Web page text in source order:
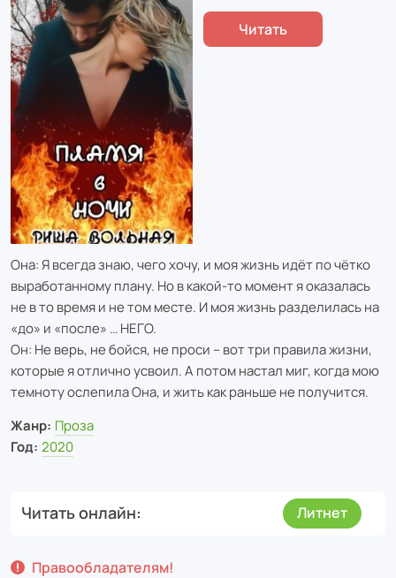
Читать
Она: Я всегда знаю, чего хочу, и моя жизнь идёт по чётко
выработанному плану. Но в какой-то момент я оказалась
не в то время и не том месте. И моя жизнь разделилась на
«до» и «после» … НЕГО.
Он: Не верь, не бойся, не проси – вот три правила жизни,
которые я отлично усвоил. А потом настал миг, когда мою
темноту ослепила Она, и жить как раньше не получится.
Жанр: Проза
Год: 2020
Читать онлайн Литнет
Правообладателям!